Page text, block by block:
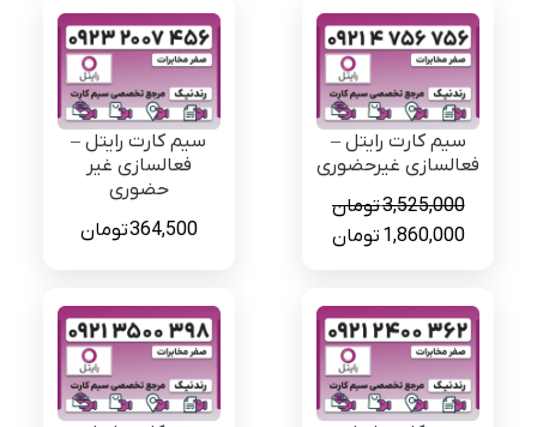
سیم کارت رایتل –
فعالسازی غیرحضوری
3,525,000تومان
قیمت
بود.
1,860,000 تومانقیمت
است.
سیم کارت رایتل –
فعالسازی غیر
حضوری
364,500تومان